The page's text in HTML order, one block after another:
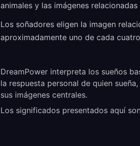
animales y las imágenes
Los soñadores eligen la imagen
aproximadamente uno de cada
DreamPower interpreta los sueños
la respuesta personal de quien
sus imágenes centrales.
Los significados presentados aquí